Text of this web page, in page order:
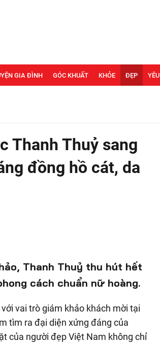
GIA ĐÌNH GÓC KHUẤT KHỎE ĐẸP YÊU
Thanh Thuỷ sang
đồng hồ cát, da
Thanh Thuỷ thu hút hết
cách chuẩn nữ hoàng.
vai trò giám khảo khách mời tại
tìm ra đại diện xứng đáng của
của người đẹp Việt Nam không chỉ